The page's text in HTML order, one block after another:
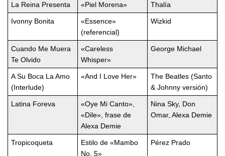
La Reina Presenta «Piel Morena» Thalía
Ivonny Bonita
«Essence»
(referencial)
Wizkid
Cuando Me Muera
Te Olvido
«Careless
Whisper»
George Michael
A Su Boca La Amo
(Interlude)
«And I Love Her»
The Beatles (Santo
& Johnny versión)
Latina Foreva
«Oye Mi Canto»,
«Dile», frase de
Alexa Demie
Nina Sky, Don
Omar, Alexa Demie
Tropicoqueta
Estilo de «Mambo
No. 5»
Pérez Prado